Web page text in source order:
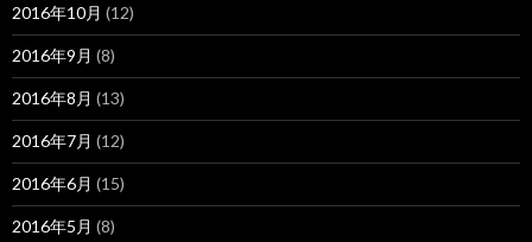
2016年10月 (12)
2016年9月 (8)
2016年8月 (13)
2016年7月 (12)
2016年6月 (15)
2016年5月 (8)